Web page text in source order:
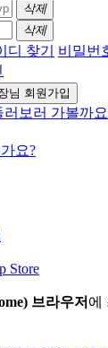
삭제
삭제
디 찾기 비밀번
님 회원가입
요?
Store
브라우저 에